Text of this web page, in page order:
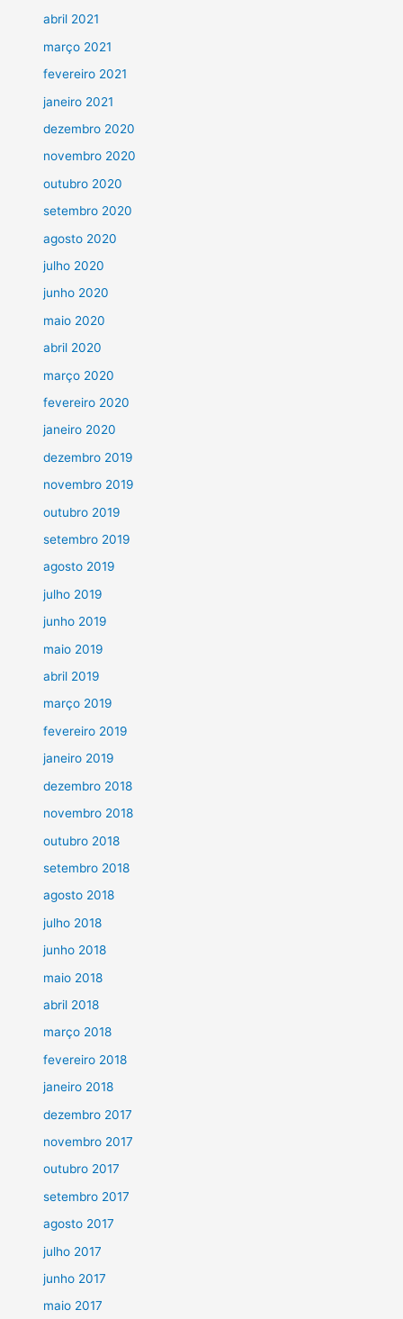
abril 2021
março 2021
fevereiro 2021
janeiro 2021
dezembro 2020
novembro 2020
outubro 2020
setembro 2020
agosto 2020
julho 2020
junho 2020
maio 2020
abril 2020
março 2020
fevereiro 2020
janeiro 2020
dezembro 2019
novembro 2019
outubro 2019
setembro 2019
agosto 2019
julho 2019
junho 2019
maio 2019
abril 2019
março 2019
fevereiro 2019
janeiro 2019
dezembro 2018
novembro 2018
outubro 2018
setembro 2018
agosto 2018
julho 2018
junho 2018
maio 2018
abril 2018
março 2018
fevereiro 2018
janeiro 2018
dezembro 2017
novembro 2017
outubro 2017
setembro 2017
agosto 2017
julho 2017
junho 2017
maio 2017